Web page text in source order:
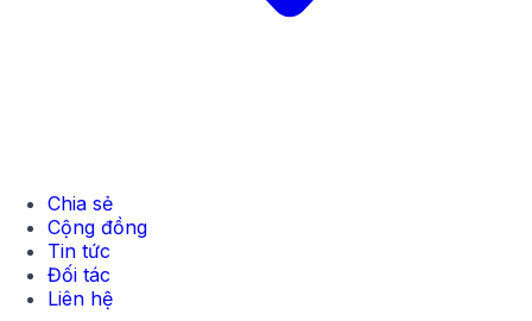
Chia sẻ
Cộng đồng
Tin tức
Đối tác
Liên hệ